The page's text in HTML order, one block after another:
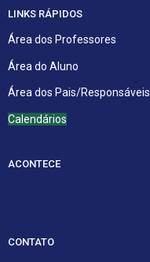
LINKS RÁPIDOS
Área dos Professores
Área do Aluno
Área dos Pais/Responsáveis
Calendários
ACONTECE
CONTATO